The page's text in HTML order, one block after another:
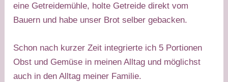
eine Getreidemühle, holte Getreide direkt vom
Bauern und habe unser Brot selber gebacken.
Schon nach kurzer Zeit integrierte ich 5 Portionen
Obst und Gemüse in meinen Alltag und möglichst
auch in den Alltag meiner Familie.